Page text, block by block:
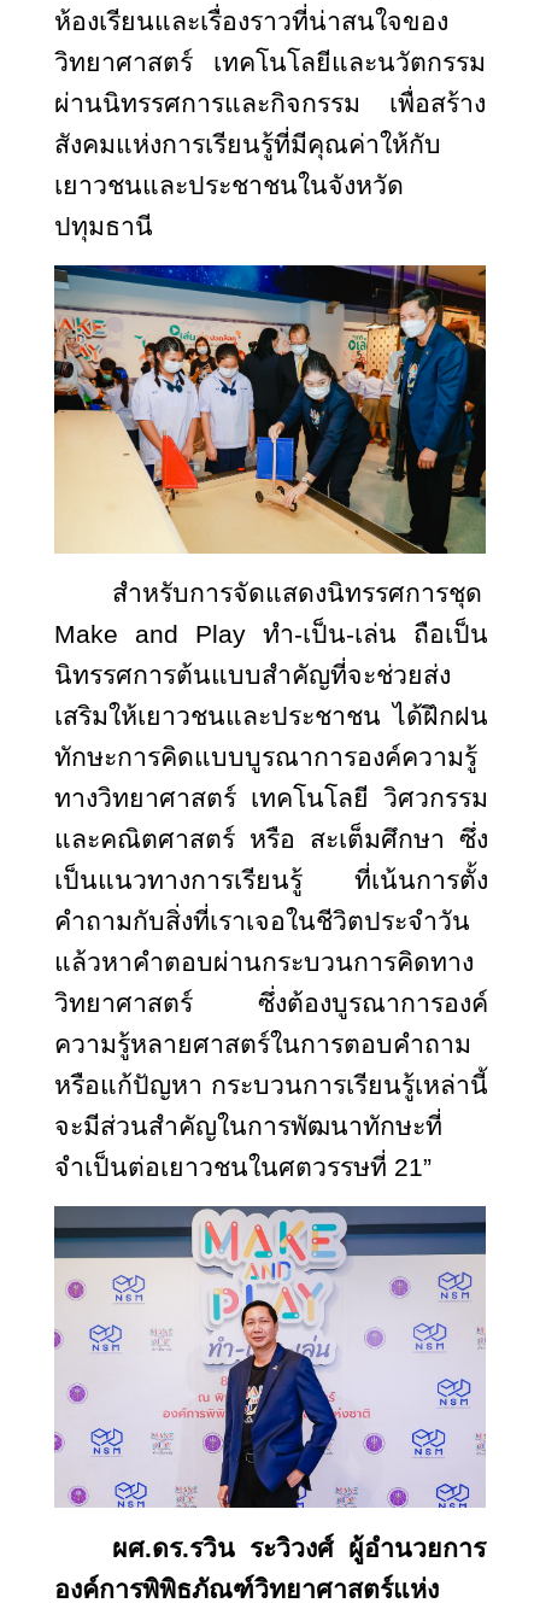
ห้องเรียนและเรื่องราวที่น่าสนใจของ
วิทยาศาสตร์ เทคโนโลยีและนวัตกรรม
ผ่านนิทรรศการและกิจกรรม เพื่อสร้าง
สังคมแห่งการเรียนรู้ที่มีคุณค่าให้กับ
เยาวชนและประชาชนในจังหวัด
ปทุมธานี
สำหรับการจัดแสดงนิทรรศการชุด
Make and Play ทำ-เป็น-เล่น ถือเป็น
นิทรรศการต้นแบบสำคัญที่จะช่วยส่ง
เสริมให้เยาวชนและประชาชน ได้ฝึกฝน
ทักษะการคิดแบบบูรณาการองค์ความรู้
ทางวิทยาศาสตร์ เทคโนโลยี วิศวกรรม
และคณิตศาสตร์ หรือ สะเต็มศึกษา ซึ่ง
เป็นแนวทางการเรียนรู้ ที่เน้นการตั้ง
คำถามกับสิ่งที่เราเจอในชีวิตประจำวัน
แล้วหาคำตอบผ่านกระบวนการคิดทาง
วิทยาศาสตร์ ซึ่งต้องบูรณาการองค์
ความรู้หลายศาสตร์ในการตอบคำถาม
หรือแก้ปัญหา กระบวนการเรียนรู้เหล่านี้
จะมีส่วนสำคัญในการพัฒนาทักษะที่
จำเป็นต่อเยาวชนในศตวรรษที่ 21”
ผศ.ดร.รวิน ระวิวงศ์ ผู้อำนวยการ
องค์การพิพิธภัณฑ์วิทยาศาสตร์แห่ง